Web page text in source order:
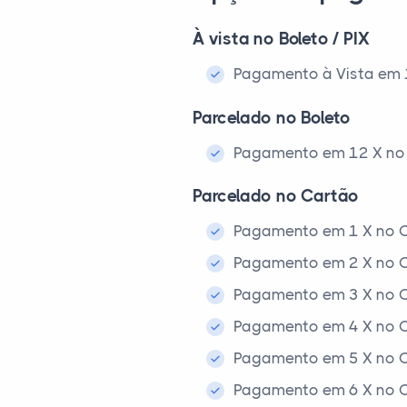
À vista no Boleto / PIX
Pagamento à Vista em
Parcelado no Boleto
Pagamento em 12 X
Parcelado no Cartão
Pagamento em 1 X no
Pagamento em 2 X no
Pagamento em 3 X no
Pagamento em 4 X no
Pagamento em 5 X no
Pagamento em 6 X no